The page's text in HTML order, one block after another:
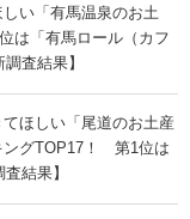
しい「有馬温泉のお土
は「有馬ロール（カフ
査結果】
てほしい「尾道のお土産
ングTOP17！ 第1位は
結果】